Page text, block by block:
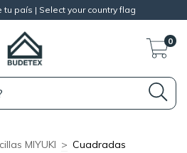
país | Select your country flag
0
MIYUKI > Cuadradas